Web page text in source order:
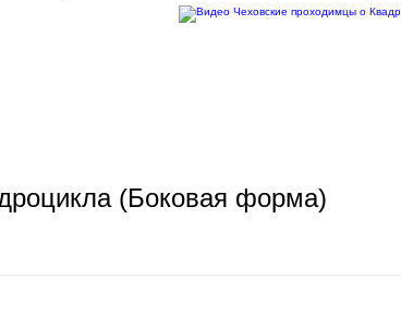
(Боковая форма)